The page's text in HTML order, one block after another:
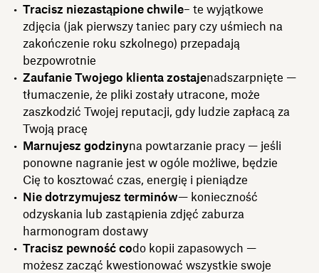
Tracisz niezastąpione chwile– te wyjątkowe
zdjęcia (jak pierwszy taniec pary czy uśmiech na
zakończenie roku szkolnego) przepadają
bezpowrotnie
Zaufanie Twojego klienta zostajenadszarpnięte —
tłumaczenie, że pliki zostały utracone, może
zaszkodzić Twojej reputacji, gdy ludzie zapłacą za
Twoją pracę
Marnujesz godzinyna powtarzanie pracy — jeśli
ponowne nagranie jest w ogóle możliwe, będzie
Cię to kosztować czas, energię i pieniądze
Nie dotrzymujesz terminów— konieczność
odzyskania lub zastąpienia zdjęć zaburza
harmonogram dostawy
Tracisz pewność codo kopii zapasowych —
możesz zacząć kwestionować wszystkie swoje